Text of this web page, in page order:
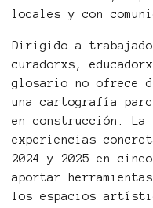
locales y con
Dirigido a
curadorxs,
glosario no ofrece
una cartografía
en construcción. La
experiencias
2024 y 2025 en
aportar
los espacios